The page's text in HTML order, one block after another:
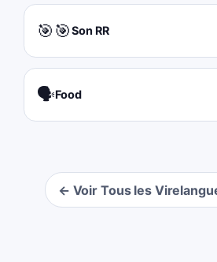
🎯🎯Son RR
🗣️Food
← Voir Tous les